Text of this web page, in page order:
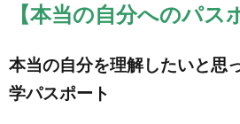
【本当の自分へのパス
本当の自分を理解したいと思
学パスポート